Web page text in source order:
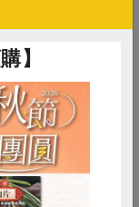
級初榨橄欖油
】